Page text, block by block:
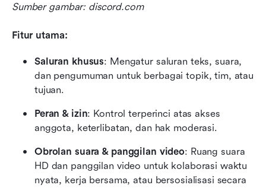
Sumber gambar: discord.com
Fitur utama:
Saluran khusus: Mengatur saluran teks, suara,
dan pengumuman untuk berbagai topik, tim, atau
tujuan.
Peran & izin: Kontrol terperinci atas akses
anggota, keterlibatan, dan hak moderasi.
Obrolan suara & panggilan video: Ruang suara
HD dan panggilan video untuk kolaborasi waktu
nyata, kerja bersama, atau bersosialisasi secara